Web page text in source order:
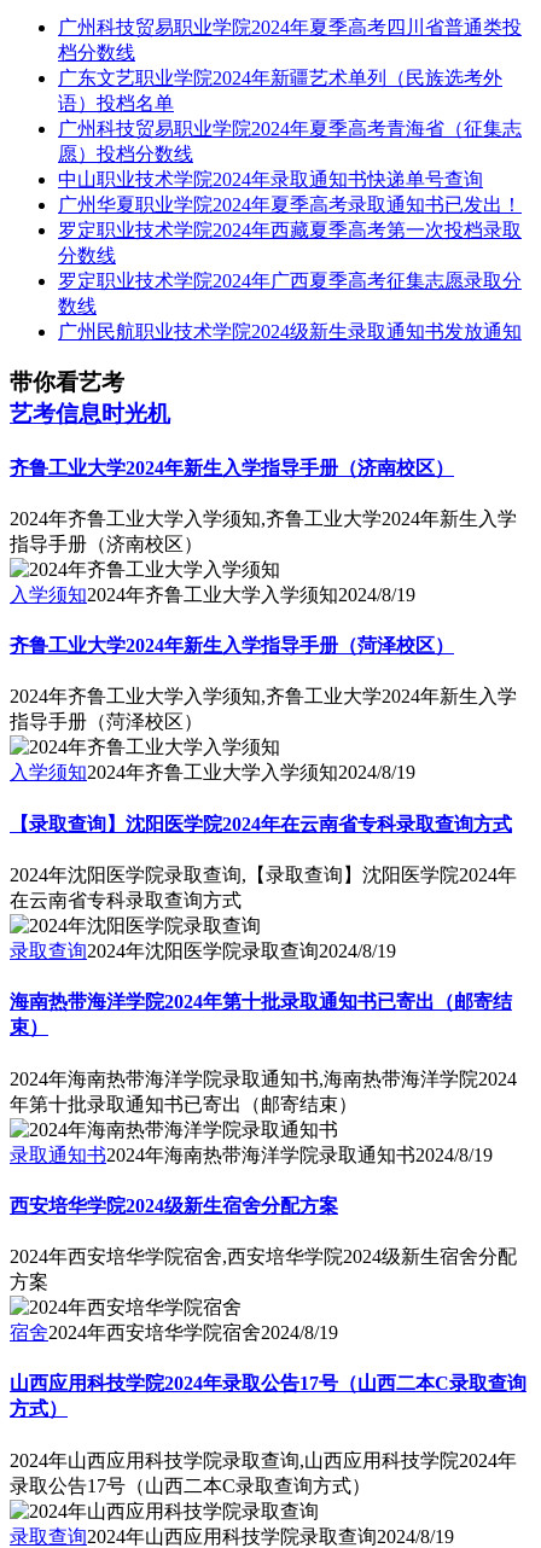
广州科技贸易职业学院2024年夏季高考四川省普通类投
档分数线
广东文艺职业学院2024年新疆艺术单列（民族选考外
语）投档名单
广州科技贸易职业学院2024年夏季高考青海省（征集志
愿）投档分数线
中山职业技术学院2024年录取通知书快递单号查询
广州华夏职业学院2024年夏季高考录取通知书已发出！
罗定职业技术学院2024年西藏夏季高考第一次投档录取
分数线
罗定职业技术学院2024年广西夏季高考征集志愿录取分
数线
广州民航职业技术学院2024级新生录取通知书发放通知
带你看艺考
艺考信息时光机
齐鲁工业大学2024年新生入学指导手册（济南校区）
2024年齐鲁工业大学入学须知,齐鲁工业大学2024年新生入学
指导手册（济南校区）
入学须知2024年齐鲁工业大学入学须知2024/8/19
齐鲁工业大学2024年新生入学指导手册（菏泽校区）
2024年齐鲁工业大学入学须知,齐鲁工业大学2024年新生入学
指导手册（菏泽校区）
入学须知2024年齐鲁工业大学入学须知2024/8/19
【录取查询】沈阳医学院2024年在云南省专科录取查询方式
2024年沈阳医学院录取查询,【录取查询】沈阳医学院2024年
在云南省专科录取查询方式
录取查询2024年沈阳医学院录取查询2024/8/19
海南热带海洋学院2024年第十批录取通知书已寄出（邮寄结
束）
2024年海南热带海洋学院录取通知书,海南热带海洋学院2024
年第十批录取通知书已寄出（邮寄结束）
录取通知书2024年海南热带海洋学院录取通知书2024/8/19
西安培华学院2024级新生宿舍分配方案
2024年西安培华学院宿舍,西安培华学院2024级新生宿舍分配
方案
宿舍2024年西安培华学院宿舍2024/8/19
山西应用科技学院2024年录取公告17号（山西二本C录取查询
方式）
2024年山西应用科技学院录取查询,山西应用科技学院2024年
录取公告17号（山西二本C录取查询方式）
录取查询2024年山西应用科技学院录取查询2024/8/19